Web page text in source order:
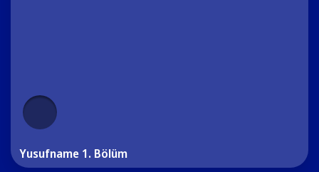
Yusufname 1. Bölüm